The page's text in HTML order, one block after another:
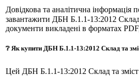
Довідкова та аналітична
завантажити ДБН Б.1.1-13:2012 Склад
документи викладені в форматах
❔ Як купити ДБН Б.1.1-13:2012 Склад та
Цей ДБН Б.1.1-13:2012 Склад та зміст